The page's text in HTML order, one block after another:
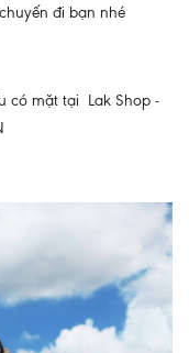
đi bạn nhé
có mặt tại Lak Shop -